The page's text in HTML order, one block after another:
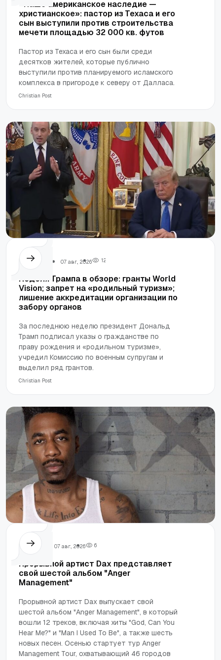
«Наше американское наследие —
христианское»: пастор из Техаса и его
сын выступили против строительства
мечети площадью 32 000 кв. футов
Пастор из Техаса и его сын были среди
десятков жителей, которые публично
выступили против планируемого исламского
комплекса в пригороде к северу от Далласа.
Сhristian Post
Трамп 07 авг., 2026 1 2
Неделя Трампа в обзоре: гранты World
Vision; запрет на «родильный туризм»;
лишение аккредитации организации по
забору органов
За последнюю неделю президент Дональд
Трамп подписал указы о гражданстве по
праву рождения и «родильном туризме»,
учредил Комиссию по военным супругам и
выделил ряд грантов.
Сhristian Post
Dax 07 авг., 2026 6
Прорывной артист Dax представляет
свой шестой альбом "Anger
Management"
Прорывной артист Dax выпускает свой
шестой альбом "Anger Management", в который
вошли 12 треков, включая хиты "God, Can You
Hear Me?" и "Man I Used To Be", а также шесть
новых песен. Осенью стартует тур Anger
Management Tour, охватывающий 46 городов